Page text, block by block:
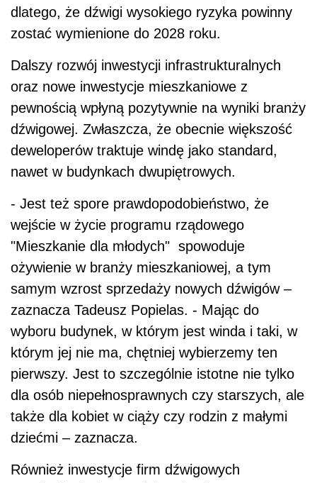
dlatego, że dźwigi wysokiego ryzyka powinny
zostać wymienione do 2028 roku.
Dalszy rozwój inwestycji infrastrukturalnych
oraz nowe inwestycje mieszkaniowe z
pewnością wpłyną pozytywnie na wyniki branży
dźwigowej. Zwłaszcza, że obecnie większość
deweloperów traktuje windę jako standard,
nawet w budynkach dwupiętrowych.
- Jest też spore prawdopodobieństwo, że
wejście w życie programu rządowego
"Mieszkanie dla młodych" spowoduje
ożywienie w branży mieszkaniowej, a tym
samym wzrost sprzedaży nowych dźwigów –
zaznacza Tadeusz Popielas. - Mając do
wyboru budynek, w którym jest winda i taki, w
którym jej nie ma, chętniej wybierzemy ten
pierwszy. Jest to szczególnie istotne nie tylko
dla osób niepełnosprawnych czy starszych, ale
także dla kobiet w ciąży czy rodzin z małymi
dziećmi – zaznacza.
Również inwestycje firm dźwigowych